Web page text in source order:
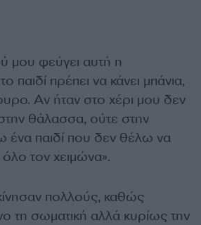
μου φεύγει αυτή η
παιδί πρέπει να κάνει μπάνια,
Αν ήταν στο χέρι μου δεν
θάλασσα, ούτε στην
ένα παιδί που δεν θέλω να
τον χειμώνα».
πολλούς, καθώς
τη σωματική αλλά κυρίως την